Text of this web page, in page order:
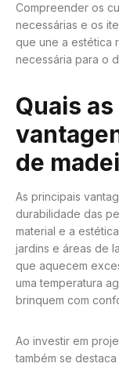
Compreender os
necessárias e os
que une a estética
necessária para o
Quais
de
As principais
durabilidade das
material e a
jardins e áreas de
que aquecem
uma temperatura
brinquem com
Ao investir em
também se